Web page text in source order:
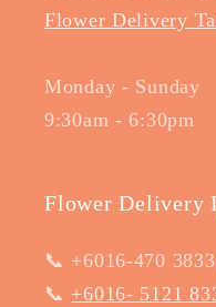
Flower Delivery
Monday - Sunday
9:30am - 6:30pm
Flower Delivery
📞 +6016-470
📞 +6016- 5121